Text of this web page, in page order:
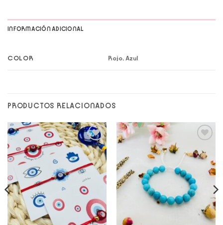
INFORMACIÓN ADICIONAL
COLOR Rojo, Azul
PRODUCTOS RELACIONADOS
Add to
wishlist
wishlist